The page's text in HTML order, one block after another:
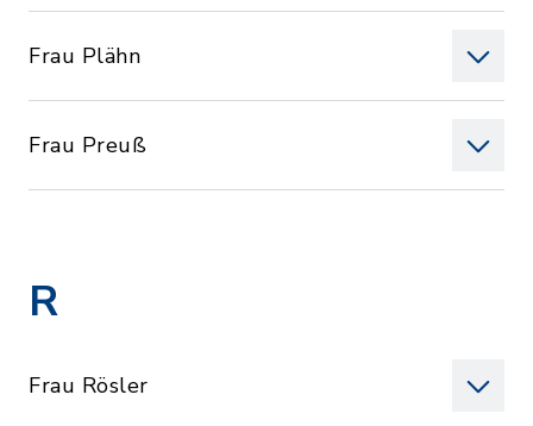
Frau Plähn
Frau Preuß
R
Frau Rösler